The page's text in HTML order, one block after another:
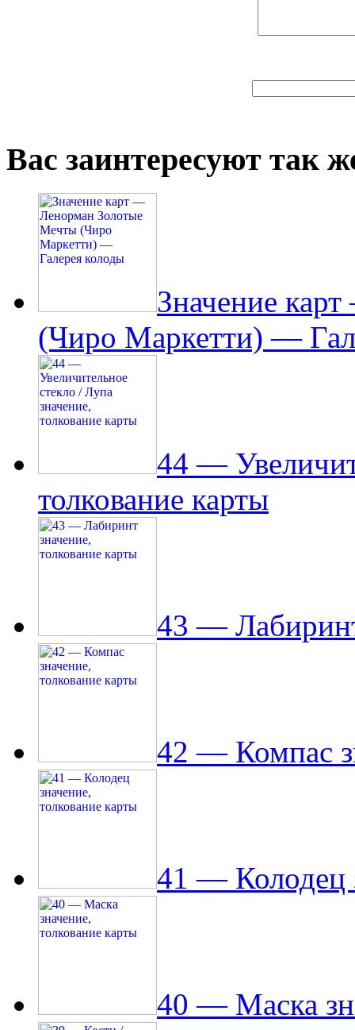
Вас заинтересуют так
Значение
(Чиро Маркетти) —
44 —
толкование карты
43 —
42 — Компас
41 — Колодец
40 — Маска